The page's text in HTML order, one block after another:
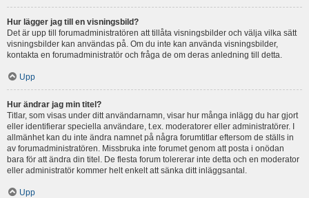
Hur lägger jag till en visningsbild?
Det är upp till forumadministratören att tillåta visningsbilder och välja vilka sätt
visningsbilder kan användas på. Om du inte kan använda visningsbilder,
kontakta en forumadministratör och fråga de om deras anledning till detta.
Upp
Hur ändrar jag min titel?
Titlar, som visas under ditt användarnamn, visar hur många inlägg du har gjort
eller identifierar speciella användare, t.ex. moderatorer eller administratörer. I
allmänhet kan du inte ändra namnet på några forumtitlar eftersom de ställs in
av forumadministratören. Missbruka inte forumet genom att posta i onödan
bara för att ändra din titel. De flesta forum tolererar inte detta och en moderator
eller administratör kommer helt enkelt att sänka ditt inläggsantal.
Upp